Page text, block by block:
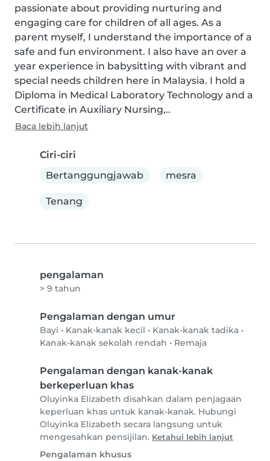
passionate about providing nurturing and
engaging care for children of all ages. As a
parent myself, I understand the importance of a
safe and fun environment. I also have an over a
year experience in babysitting with vibrant and
special needs children here in Malaysia. I hold a
Diploma in Medical Laboratory Technology and a
Certificate in Auxiliary Nursing,..
Baca lebih lanjut
Ciri-ciri
Bertanggungjawab
mesra
Tenang
pengalaman
> 9 tahun
Pengalaman dengan umur
Bayi • Kanak-kanak kecil • Kanak-kanak tadika •
Kanak-kanak sekolah rendah • Remaja
Pengalaman dengan kanak-kanak
berkeperluan khas
Oluyinka Elizabeth disahkan dalam penjagaan
keperluan khas untuk kanak-kanak. Hubungi
Oluyinka Elizabeth secara langsung untuk
mengesahkan pensijilan. Ketahui lebih lanjut
Pengalaman khusus